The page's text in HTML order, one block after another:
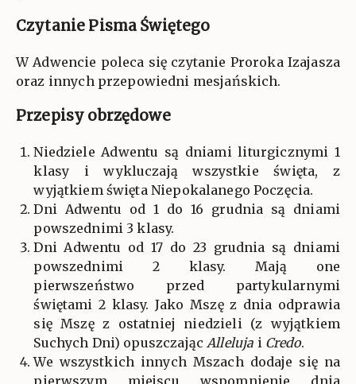
Czytanie Pisma Świętego
W Adwencie poleca się czytanie Proroka Izajasza
oraz innych przepowiedni mesjańskich.
Przepisy obrzędowe
Niedziele Adwentu są dniami liturgicznymi 1
klasy i wykluczają wszystkie święta, z
wyjątkiem święta Niepokalanego Poczęcia.
Dni Adwentu od 1 do 16 grudnia są dniami
powszednimi 3 klasy.
Dni Adwentu od 17 do 23 grudnia są dniami
powszednimi 2 klasy. Mają one
pierwszeństwo przed partykularnymi
świętami 2 klasy. Jako Mszę z dnia odprawia
się Mszę z ostatniej niedzieli (z wyjątkiem
Suchych Dni) opuszczającAlleluja i Credo.
We wszystkich innych Mszach dodaje się na